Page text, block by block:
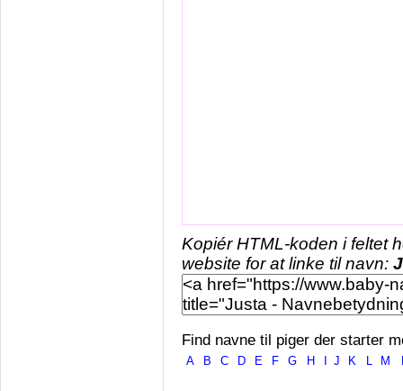
Kopiér HTML-koden i feltet
website for at linke til navn:
Find navne til piger der starter
A B C D E F G H J K L M